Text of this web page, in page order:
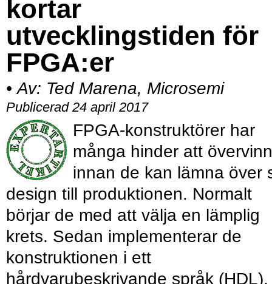
kortar
utvecklingstiden för
FPGA:er
• Av: Ted Marena, Microsemi
Publicerad 24 april 2017
FPGA-konstruktörer har
många hinder att
innan de kan lämna över
design till produktionen. Normalt
börjar de med att välja en lämplig
krets. Sedan implementerar de
konstruktionen i ett
hårdvarubeskrivande språk (HDL),